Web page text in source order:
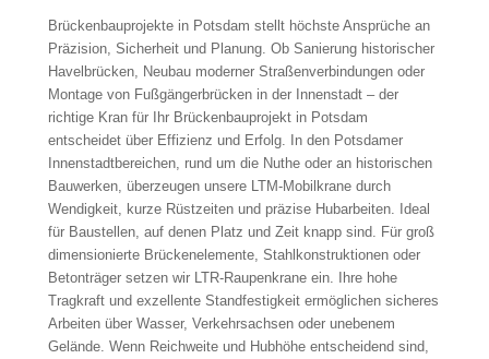
Brückenbauprojekte in Potsdam stellt höchste Ansprüche an
Präzision, Sicherheit und Planung. Ob Sanierung historischer
Havelbrücken, Neubau moderner Straßenverbindungen oder
Montage von Fußgängerbrücken in der Innenstadt – der
richtige Kran für Ihr Brückenbauprojekt in Potsdam
entscheidet über Effizienz und Erfolg. In den Potsdamer
Innenstadtbereichen, rund um die Nuthe oder an historischen
Bauwerken, überzeugen unsere LTM-Mobilkrane durch
Wendigkeit, kurze Rüstzeiten und präzise Hubarbeiten. Ideal
für Baustellen, auf denen Platz und Zeit knapp sind. Für groß
dimensionierte Brückenelemente, Stahlkonstruktionen oder
Betonträger setzen wir LTR-Raupenkrane ein. Ihre hohe
Tragkraft und exzellente Standfestigkeit ermöglichen sicheres
Arbeiten über Wasser, Verkehrsachsen oder unebenem
Gelände. Wenn Reichweite und Hubhöhe entscheidend sind,